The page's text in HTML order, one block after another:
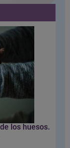
los huesos.